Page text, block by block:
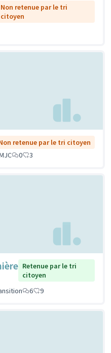
Non retenue par le tri
citoyen
retenue par le tri citoyen
0 3
Retenue par le tri
citoyen
6 9